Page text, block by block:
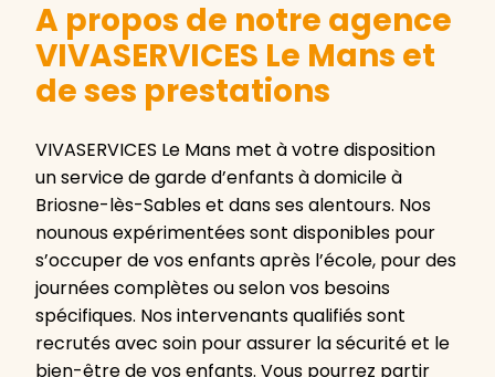
A propos de notre agence
VIVASERVICES Le Mans et
de ses prestations
VIVASERVICES Le Mans met à votre disposition
un service de garde d’enfants à domicile à
Briosne-lès-Sables et dans ses alentours. Nos
nounous expérimentées sont disponibles pour
s’occuper de vos enfants après l’école, pour des
journées complètes ou selon vos besoins
spécifiques. Nos intervenants qualifiés sont
recrutés avec soin pour assurer la sécurité et le
bien-être de vos enfants. Vous pourrez partir